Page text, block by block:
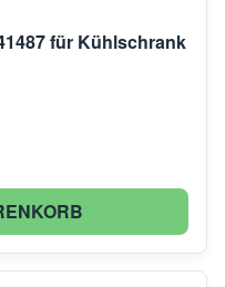
für Kühlschrank